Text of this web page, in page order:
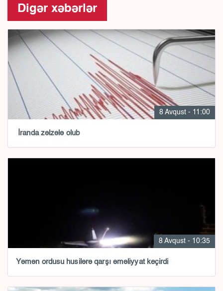
Digər xəbərlər
8 Avqust - 11:00
İranda zəlzələ olub
8 Avqust - 10:35
Yəmən ordusu husilərə qarşı əməliyyat keçirdi